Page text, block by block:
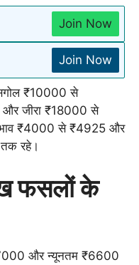
Join Now
Join Now
₹10000 से
जीरा ₹18000 से
भाव ₹4000 से ₹4925 और
रहे।
फसलों के
और न्यूनतम ₹6600